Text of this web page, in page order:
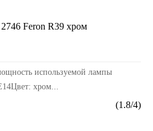
Feron R39 хром
используемой лампы
хром...
(1.8/4)